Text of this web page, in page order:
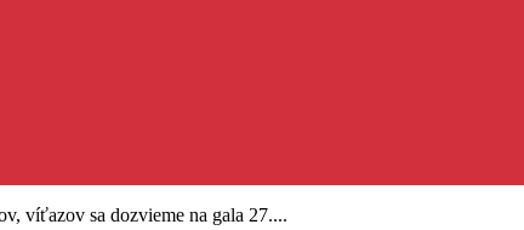
víťazov sa dozvieme na gala 27....